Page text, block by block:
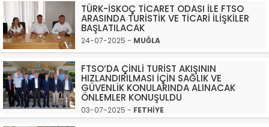
TÜRK-İSKOÇ TİCARET ODASI İLE FTSO
ARASINDA TURİSTİK VE TİCARİ İLİŞKİLER
BAŞLATILACAK
24-07-2025 - MUĞLA
FTSO’DA ÇİNLİ TURİST AKIŞININ
HIZLANDIRILMASI İÇİN SAĞLIK VE
GÜVENLİK KONULARINDA ALINACAK
ÖNLEMLER KONUŞULDU
03-07-2025 - FETHİYE